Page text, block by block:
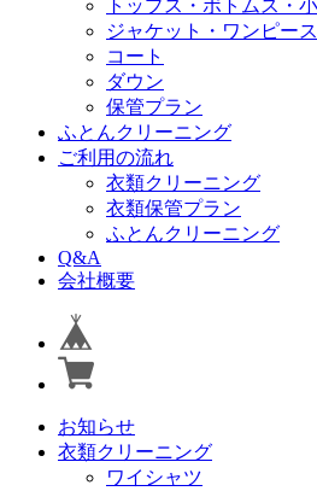
トップス・ボトムス・
ジャケット・ワンピース
コート
ダウン
保管プラン
ふとんクリーニング
ご利用の流れ
衣類クリーニング
衣類保管プラン
ふとんクリーニング
Q&A
会社概要
お知らせ
衣類クリーニング
ワイシャツ